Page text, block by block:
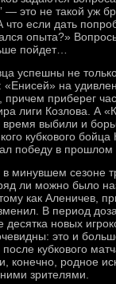
— это не такой уж
если дать
опыта?»
пойдет…
успешны не
«Енисей» на
приберег
лиги Козлова. А
время выбили и
кубкового
победу в прошлом
минувшем сезоне
ли можно было
как Аленичев,
В период
десятка новых
это и
кубкового
конечно, родное
зрителями.